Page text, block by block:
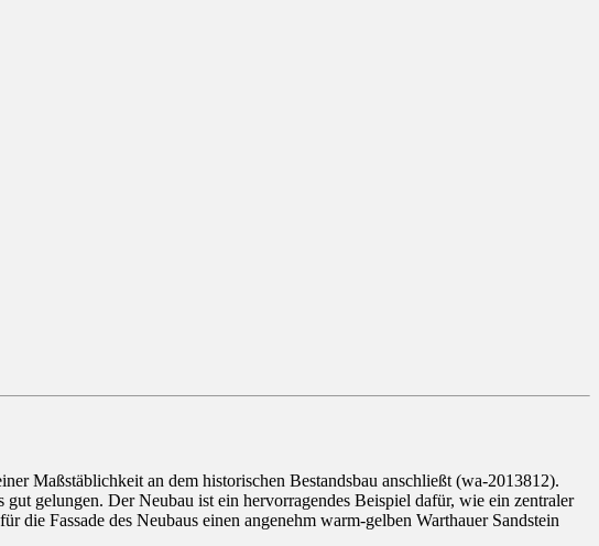
Maßstäblichkeit an dem historischen Bestandsbau anschließt (wa-2013812).
gelungen. Der Neubau ist ein hervorragendes Beispiel dafür, wie ein zentraler
Fassade des Neubaus einen angenehm warm-gelben Warthauer Sandstein